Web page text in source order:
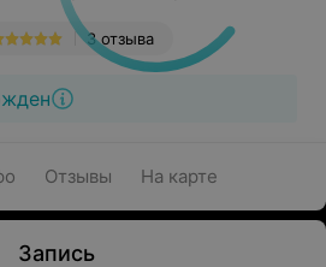
3 отзыва
Отзывы На карте
Запись